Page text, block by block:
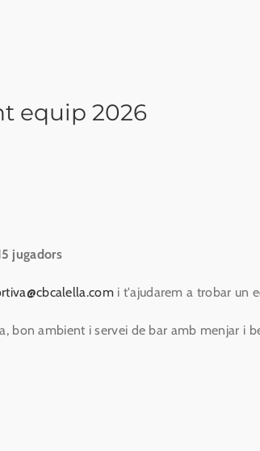
equip 2026
jugadors
i t'ajudarem a trobar un
bon ambient i servei de bar amb menjar i